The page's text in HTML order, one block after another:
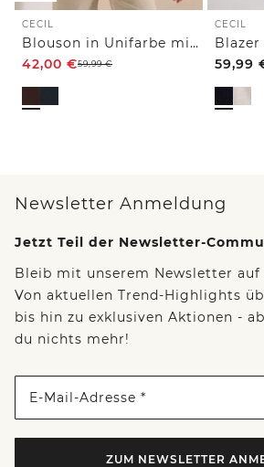
CECIL
Blouson in Unifarbe mit Zipper
42,00 €59,99€
CECIL
59,99
Newsletter Anmeldung
Jetzt Teil der Newsletter-
Bleib mit unserem Newsletter auf
Von aktuellen Trend-Highlights
bis hin zu exklusiven Aktionen -
du nichts mehr!
E-Mail-Adresse *
ZUM NEWSLETTER